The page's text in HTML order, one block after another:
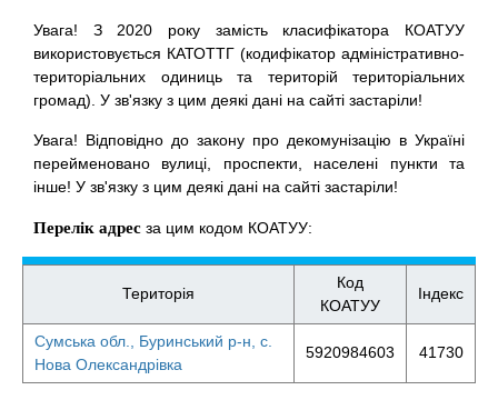
Увага! З 2020 року замість класифікатора КОАТУУ
використовується КАТОТТГ (кодифікатор адміністративно-
територіальних одиниць та територій територіальних
громад). У зв'язку з цим деякі дані на сайті застаріли!
Увага! Відповідно до закону про декомунізацію в Україні
перейменовано вулиці, проспекти, населені пункти та
інше! У зв'язку з цим деякі дані на сайті застаріли!
Перелік адрес за цим кодом КОАТУУ:
Територія
Код
КОАТУУ
Індекс
Сумська обл., Буринський р-н, с.
Нова Олександрівка
5920984603 41730